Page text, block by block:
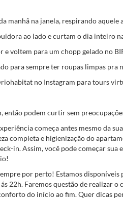
manhã na janela, respirando aquele
ao lado e curtam o dia inteiro
e voltem para um chopp gelado no
para sempre ter roupas limpas pra
no Instagram para tours
então podem curtir sem
começa antes mesmo da
completa e higienização do
in. Assim, você pode começar sua
por perto! Estamos disponíveis
22h. Faremos questão de realizar o
do início ao fim. Quer dicas